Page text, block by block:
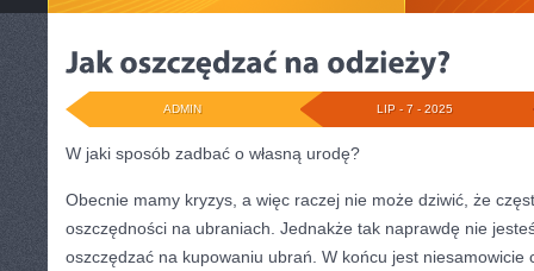
LIP - 7 - 2025
ADMIN
W jaki sposób zadbać o własną urodę?
Obecnie mamy kryzys, a więc raczej nie może dziwić, że
oszczędności na ubraniach. Jednakże tak naprawdę nie
oszczędzać na kupowaniu ubrań. W końcu jest niesamowicie